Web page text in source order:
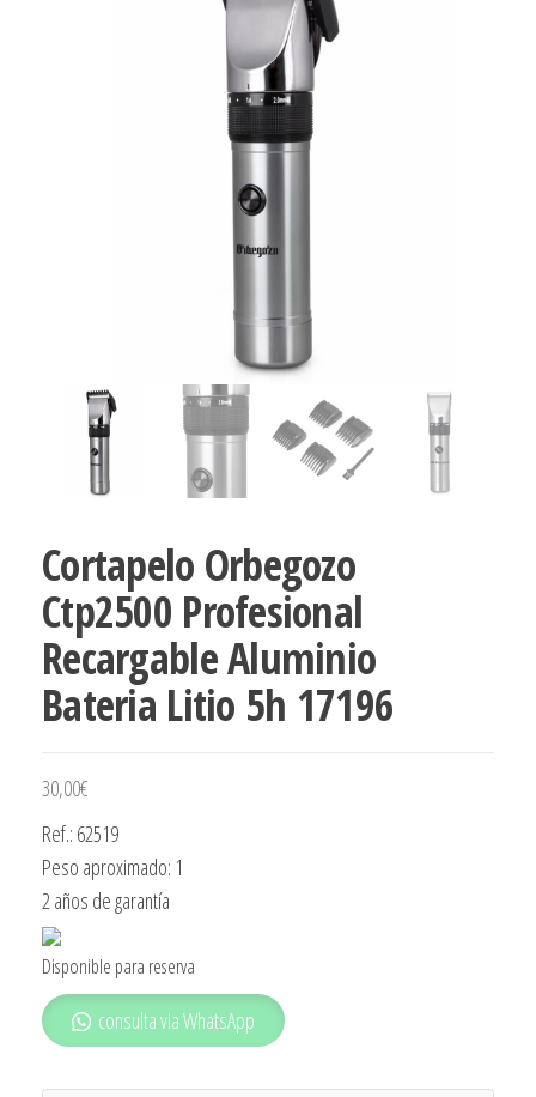
Cortapelo Orbegozo
Ctp2500 Profesional
Recargable Aluminio
Bateria Litio 5h 17196
30,00€
Ref.: 62519
Peso aproximado: 1
2 años de garantía
Disponible para reserva
consulta via WhatsApp